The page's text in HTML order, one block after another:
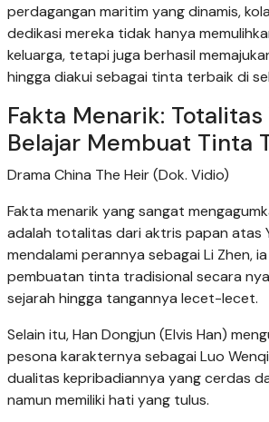
perdagangan maritim yang dinamis,
dedikasi mereka tidak hanya
keluarga, tetapi juga berhasil
hingga diakui sebagai tinta terbaik di
Fakta Menarik: Totalitas
Belajar Membuat Tinta
Drama China The Heir (Dok. Vidio)
Fakta menarik yang sangat
adalah totalitas dari aktris papan atas
mendalami perannya sebagai Li Zhen,
pembuatan tinta tradisional secara
sejarah hingga tangannya lecet-lecet.
Selain itu, Han Dongjun (Elvis Han)
pesona karakternya sebagai Luo
dualitas kepribadiannya yang cerdas
namun memiliki hati yang tulus.